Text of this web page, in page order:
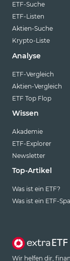
ETF-Suche
ETF-Listen
Aktien-Suche
Krypto-Liste
Analyse
ETF-Vergleich
Aktien-Vergleich
ETF Top Flop
Wissen
Akademie
ETF-Explorer
Newsletter
Top-Artikel
Was ist ein ETF?
Was ist ein ETF-
Wir helfen dir,